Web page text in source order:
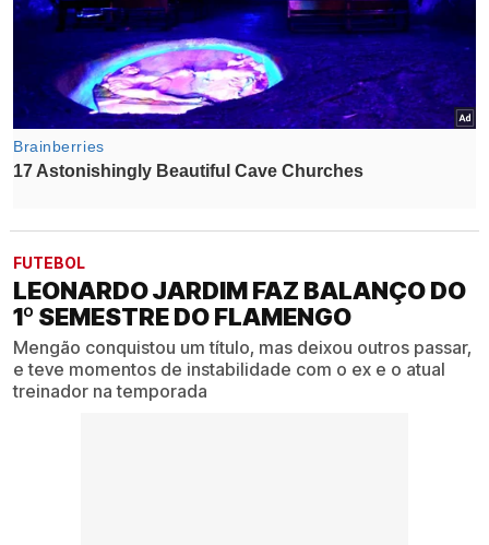
FUTEBOL
LEONARDO JARDIM FAZ BALANÇO DO
1º SEMESTRE DO FLAMENGO
Mengão conquistou um título, mas deixou outros passar,
e teve momentos de instabilidade com o ex e o atual
treinador na temporada